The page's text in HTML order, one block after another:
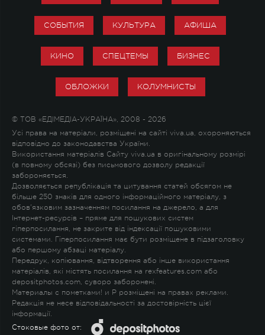
СОБЫТИЯ КУЛЬТУРА АФИША
КИНО СПЕЦТЕМЫ БИЗНЕС
ОБЛОЖКИ КОЛУМНИСТЫ
© ТОВ «ЕДІМЕДІА-УКРАЇНА», 2008 - 2026
Усі права на матеріали, розміщені на сайті viva.ua, охороняються
відповідно до законодавства України.
Використання матеріалів Сайту viva.ua в оригінальному розмірі
(в повному обсязі) без письмового дозволу редакції
забороняється.
Дозволяється републікація та цитування статей обсягом не
більше 250 знаків для одного інформаційного матеріалу, з
обов'язковим зазначенням посилання на джерело, а для
Інтернет-ресурсів – пряме для пошукових систем
гіперпосилання, не закрите від індексації пошуковими
системами. Гіперпосилання має бути розміщене в підзаголовку
або першому абзаці матеріалу.
Передрук, копіювання, відтворення або інше використання
матеріалів, які містять посилання на rexfeatures.com або
depositphotos.com, суворо заборонені.
Материалы с пометками! и P розміщені на правах реклами.
Редакція не несе відповідальності за достовірність цієї
інформації.
Стоковые фото от: